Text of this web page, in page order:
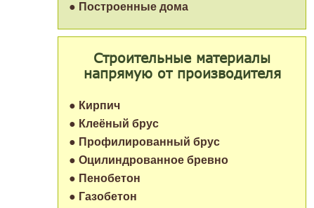
Строительные материалы
напрямую от производителя
● Кирпич
● Клеёный брус
● Профилированный брус
● Оцилиндрованное бревно
● Пенобетон
● Газобетон
● Построенные дома